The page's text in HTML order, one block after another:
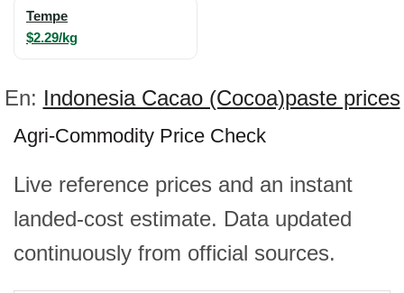
Tempe
$2.29/kg
En: Indonesia Cacao (Cocoa)paste prices
Agri-Commodity Price Check
Live reference prices and an instant
landed-cost estimate. Data updated
continuously from official sources.